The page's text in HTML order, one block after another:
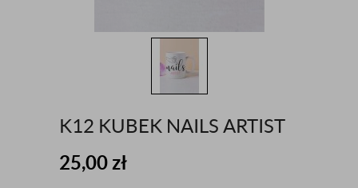
K12 KUBEK NAILS ARTIST
25,00zł